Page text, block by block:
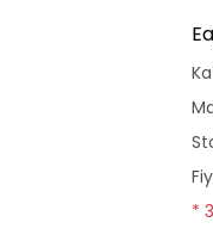
*